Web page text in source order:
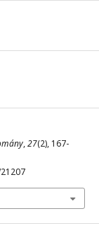
,27(2), 167-